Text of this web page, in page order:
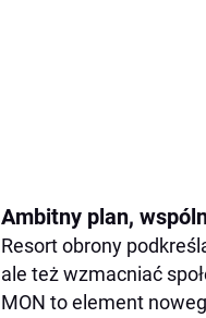
Ambitny plan,
Resort obrony
ale też wzmacniać
MON to element